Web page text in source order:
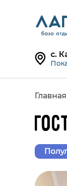
с.
Главная